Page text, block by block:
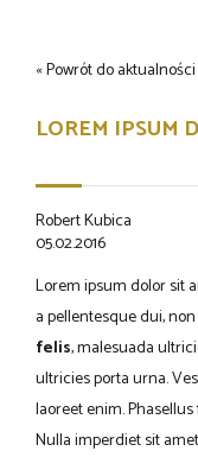
« Powrót do aktualności
LOREM IPSUM
Robert Kubica
05.02.2016
Lorem ipsum dolor sit
a pellentesque dui,
felis, malesuada
ultricies porta urna.
laoreet enim.
Nulla imperdiet sit